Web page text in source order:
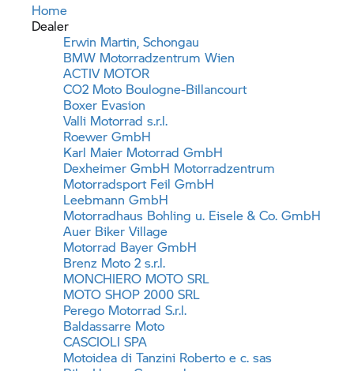
Home
Dealer
Erwin Martin, Schongau
BMW Motorradzentrum Wien
ACTIV MOTOR
CO2 Moto Boulogne-Billancourt
Boxer Evasion
Valli Motorrad s.r.l.
Roewer GmbH
Karl Maier Motorrad GmbH
Dexheimer GmbH Motorradzentrum
Motorradsport Feil GmbH
Leebmann GmbH
Motorradhaus Bohling u. Eisele & Co. GmbH
Auer Biker Village
Motorrad Bayer GmbH
Brenz Moto 2 s.r.l.
MONCHIERO MOTO SRL
MOTO SHOP 2000 SRL
Perego Motorrad S.r.l.
Baldassarre Moto
CASCIOLI SPA
Motoidea di Tanzini Roberto e c. sas